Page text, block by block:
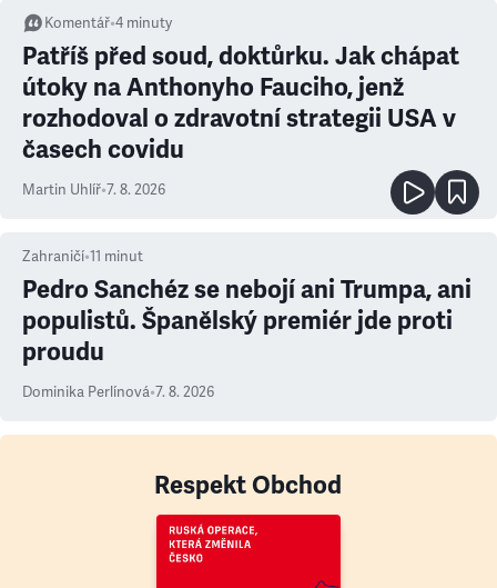
Komentář•4 minuty
Patříš před soud, doktůrku. Jak chápat
útoky na Anthonyho Fauciho, jenž
rozhodoval o zdravotní strategii USA v
časech covidu
Martin Uhlíř•7. 8. 2026
Zahraničí•11 minut
Pedro Sanchéz se nebojí ani Trumpa, ani
populistů. Španělský premiér jde proti
proudu
Dominika Perlínová•7. 8. 2026
Respekt Obchod